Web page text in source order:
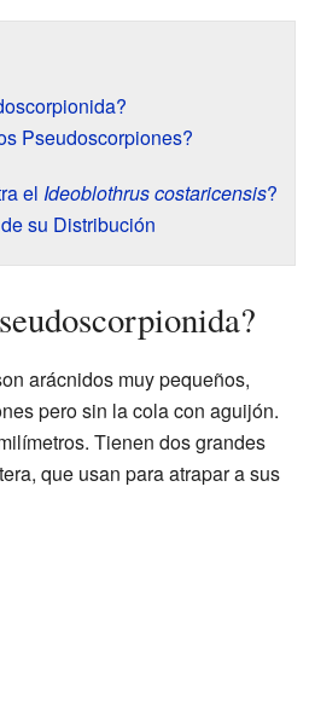
Pseudoscorpiones?
el Ideoblothrus costaricensis?
su Distribución
arácnidos muy pequeños,
pero sin la cola con aguijón.
Tienen dos grandes
que usan para atrapar a sus